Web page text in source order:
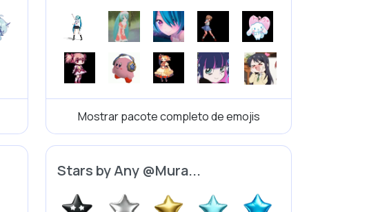
Mostrar pacote completo de emojis
Stars by Any @Mura...